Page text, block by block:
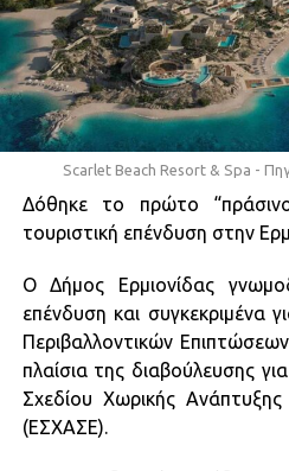
Scarlet Beach Resort & Spa -
Δόθηκε το πρώτο
τουριστική επένδυση στην
Ο Δήμος Ερμιονίδας
επένδυση και συγκεκριμένα
Περιβαλλοντικών
πλαίσια της διαβούλευσης
Σχεδίου Χωρικής
(ΕΣΧΑΣΕ).